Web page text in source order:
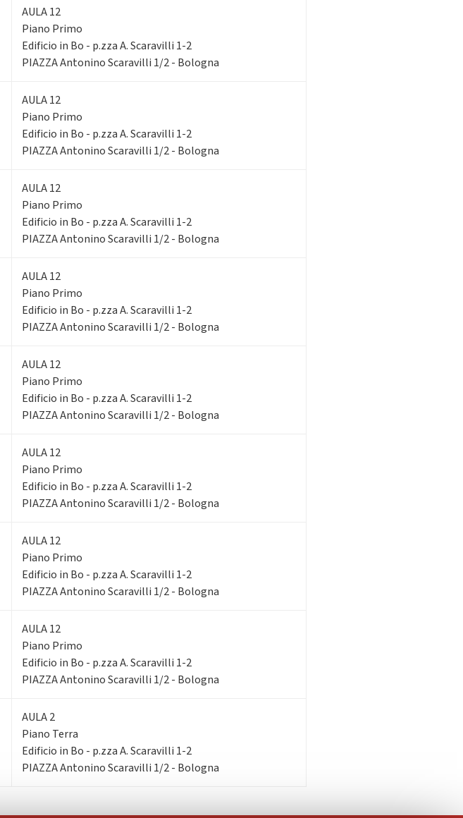
AULA 12
Piano Primo
Edificio in Bo - p.zza A. Scaravilli 1-2
PIAZZA Antonino Scaravilli 1/2 - Bologna
AULA 12
Piano Primo
Edificio in Bo - p.zza A. Scaravilli 1-2
PIAZZA Antonino Scaravilli 1/2 - Bologna
AULA 12
Piano Primo
Edificio in Bo - p.zza A. Scaravilli 1-2
PIAZZA Antonino Scaravilli 1/2 - Bologna
AULA 12
Piano Primo
Edificio in Bo - p.zza A. Scaravilli 1-2
PIAZZA Antonino Scaravilli 1/2 - Bologna
AULA 12
Piano Primo
Edificio in Bo - p.zza A. Scaravilli 1-2
PIAZZA Antonino Scaravilli 1/2 - Bologna
AULA 12
Piano Primo
Edificio in Bo - p.zza A. Scaravilli 1-2
PIAZZA Antonino Scaravilli 1/2 - Bologna
AULA 12
Piano Primo
Edificio in Bo - p.zza A. Scaravilli 1-2
PIAZZA Antonino Scaravilli 1/2 - Bologna
AULA 12
Piano Primo
Edificio in Bo - p.zza A. Scaravilli 1-2
PIAZZA Antonino Scaravilli 1/2 - Bologna
AULA 2
Piano Terra
Edificio in Bo - p.zza A. Scaravilli 1-2
PIAZZA Antonino Scaravilli 1/2 - Bologna